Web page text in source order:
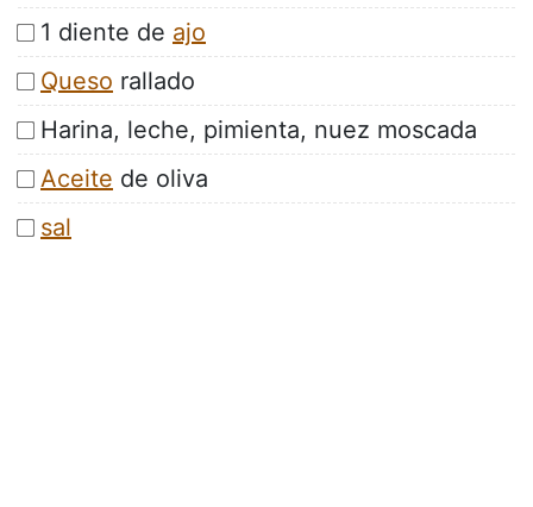
1 diente de ajo
Queso rallado
Harina, leche, pimienta, nuez moscada
Aceite de oliva
sal